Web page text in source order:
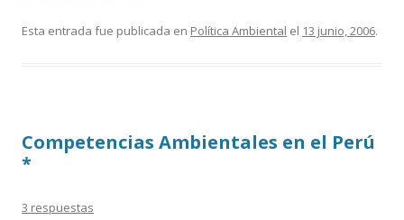
e
k
itt m
r
Esta entrada fue publicada en Política Ambiental el 13 junio, 2006.
Competencias Ambientales en el Perú
*
3 respuestas